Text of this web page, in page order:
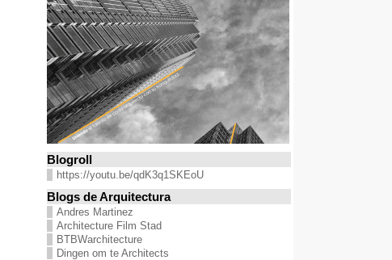
Blogroll
https://youtu.be/qdK3q1SKEoU
Blogs de Arquitectura
Andres Martinez
Architecture Film Stad
BTBWarchitecture
Dingen om te Architects